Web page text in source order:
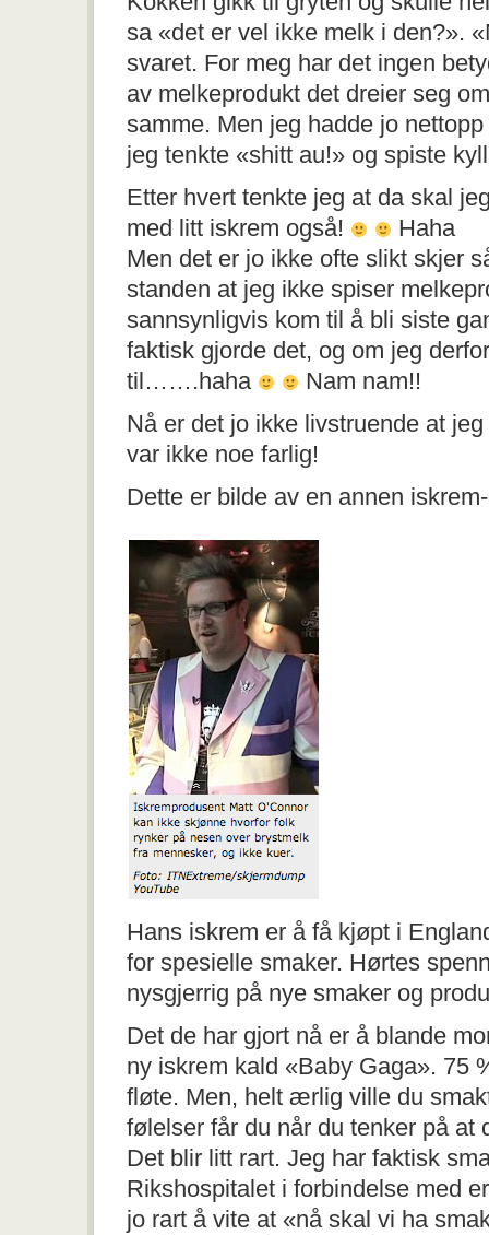
sa «det er vel ikke melk i den?».
svaret. For meg har det ingen
av melkeprodukt det dreier seg
samme. Men jeg hadde jo
jeg tenkte «shitt au!» og spiste
Etter hvert tenkte jeg at da skal
med litt iskrem også!
Haha
Men det er jo ikke ofte slikt skjer
standen at jeg ikke spiser
sannsynligvis kom til å bli siste
faktisk gjorde det, og om jeg
til…….haha
Nam nam!!
Nå er det jo ikke livstruende at
var ikke noe farlig!
Dette er bilde av en annen
Hans iskrem er å få kjøpt i
for spesielle smaker. Hørtes
nysgjerrig på nye smaker og
Det de har gjort nå er å blande
ny iskrem kald «Baby Gaga». 75
fløte. Men, helt ærlig ville du
følelser får du når du tenker på at
Det blir litt rart. Jeg har faktisk
Rikshospitalet i forbindelse med
jo rart å vite at «nå skal vi ha